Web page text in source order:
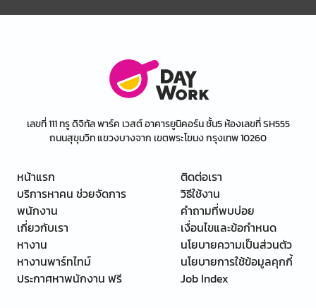
เลขที่ 111 ทรู ดิจิทัล พาร์ค เวสต์ อาคารยูนิคอร์น ชั้น5 ห้องเลขที่ SH555
ถนนสุขุมวิท แขวงบางจาก เขตพระโขนง กรุงเทพ 10260
หน้าแรก
บริการหาคน ช่วยจัดการ
พนักงาน
เกี่ยวกับเรา
หางาน
หางานพาร์ทไทม์
ประกาศหาพนักงาน ฟรี
ติดต่อเรา
วิธีใช้งาน
คำถามที่พบบ่อย
เงื่อนไขและข้อกำหนด
นโยบายความเป็นส่วนตัว
นโยบายการใช้ข้อมูลคุกกี้
Job Index